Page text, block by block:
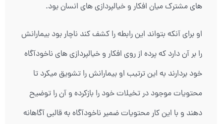
های مشترک میان افکار و خیالپردازی های انسان بود.
او برای آنکه بتواند این رابطه را کشف کند ناچار بود بیمارانش
را بر آن دارد که پرده از روی افکار و خیالپردازی های ناخودآگاه
خود بردارند به این ترتیب او بیمارانش را تشویق میکرد تا
محتویات موجود در تخیلات خود را بازکرده و آن را توضیح
دهند و با این کار محتویات ضمیر ناخودآگاه به قالبی آگاهانه